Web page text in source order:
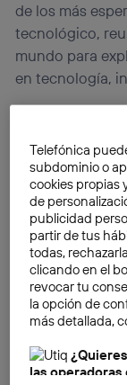
de los más
tecnológico,
mundo para
en tecnología,
oportunidad,
innovación y la
avances
¿Estás
sobre el evento!
Telefónica
subdominio o
cookies propias
de
publicidad
partir de tus
todas,
clicando en el
revocar tu
la opción de
más detallada,
las